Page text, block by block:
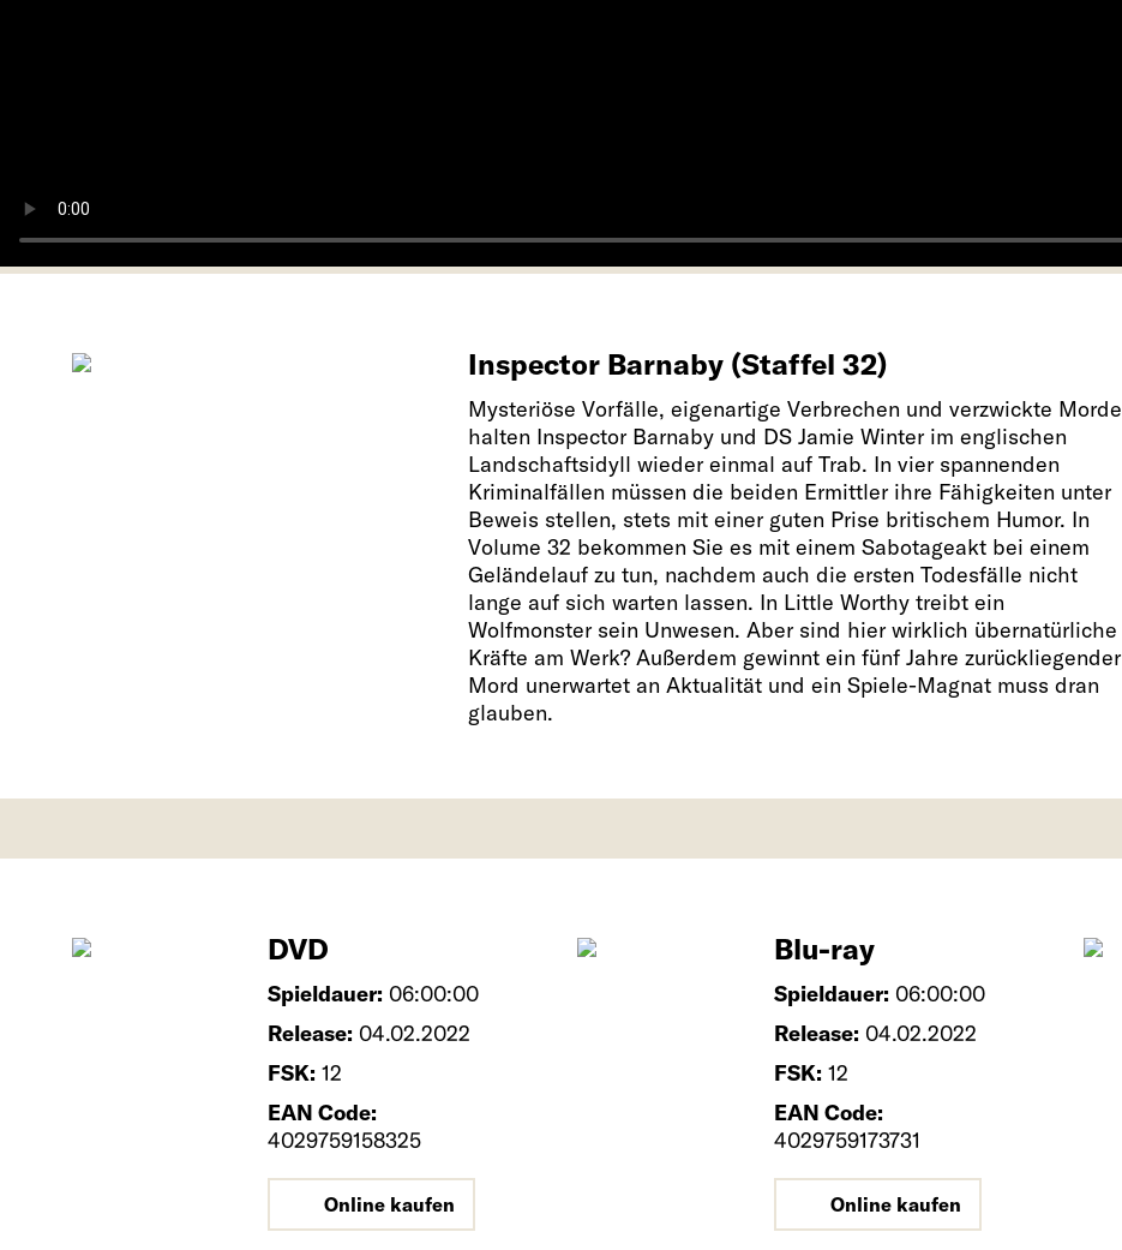
Inspector Barnaby (Staffel 32)
Mysteriöse Vorfälle, eigenartige Verbrechen und verzwickte Morde
halten Inspector Barnaby und DS Jamie Winter im englischen
Landschaftsidyll wieder einmal auf Trab. In vier spannenden
Kriminalfällen müssen die beiden Ermittler ihre Fähigkeiten unter
Beweis stellen, stets mit einer guten Prise britischem Humor. In
Volume 32 bekommen Sie es mit einem Sabotageakt bei einem
Geländelauf zu tun, nachdem auch die ersten Todesfälle nicht
lange auf sich warten lassen. In Little Worthy treibt ein
Wolfmonster sein Unwesen. Aber sind hier wirklich übernatürliche
Kräfte am Werk? Außerdem gewinnt ein fünf Jahre zurückliegender
Mord unerwartet an Aktualität und ein Spiele-Magnat muss dran
glauben.
DVD
Spieldauer: 06:00:00
Release: 04.02.2022
FSK: 12
EAN Code:
4029759158325
Online kaufen
Blu-ray
Spieldauer: 06:00:00
Release: 04.02.2022
FSK: 12
EAN Code:
4029759173731
Online kaufen